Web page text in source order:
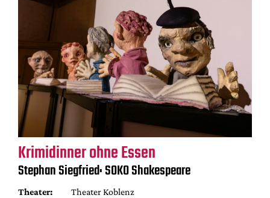
Krimidinner ohne Essen
Stephan Siegfried: SOKO Shakespeare
Theater:
Theater Koblenz